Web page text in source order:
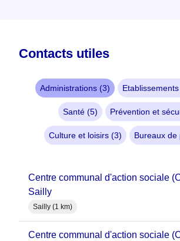
Contacts utiles
Administrations (3)
Santé (5) Prévention et
Culture et loisirs (3) Bureaux de
Centre communal d'action sociale (CCAS) -
Sailly
Sailly (1 km)
Centre communal d'action sociale (CCAS) -